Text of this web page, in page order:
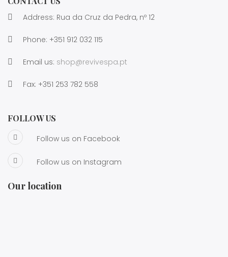
Address: Rua da Cruz da Pedra, nº 12
Phone: +351 912 032 115
Email us: shop@revivespa.pt
Fax: +351 253 782 558
FOLLOW US
Follow us on Facebook
Follow us on Instagram
Our location